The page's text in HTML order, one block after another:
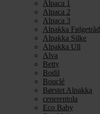
Alpaca 1
Alpaca 2
Alpaca 3
Alpakka Følgetråd
Alpakka Silke
Alpakka Ull
Alva
Betty
Bodil
Bouclé
Børstet Alpakka
cenerentola
Eco Baby